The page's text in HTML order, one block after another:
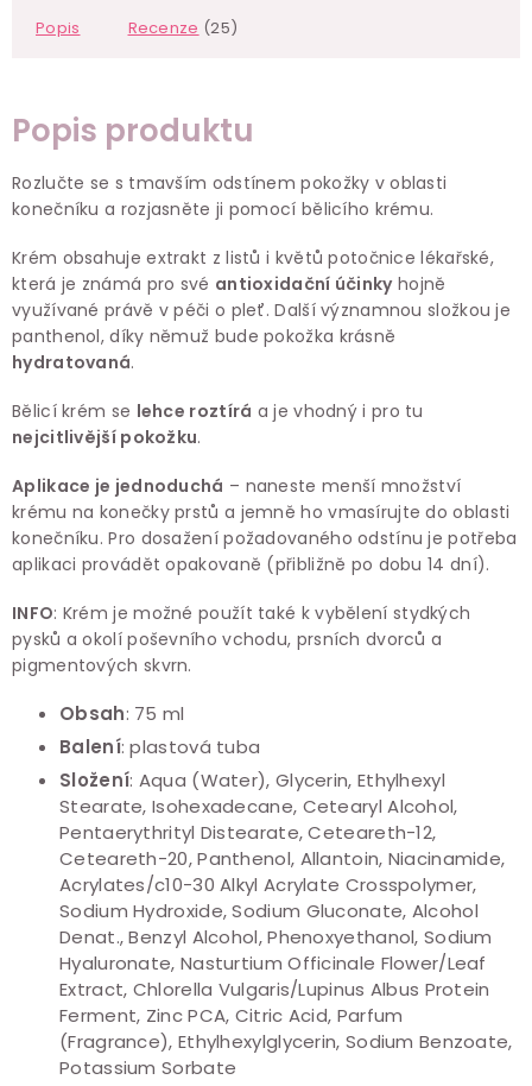
Popis Recenze (25)
Popis produktu
Rozlučte se s tmavším odstínem pokožky v oblasti
konečníku a rozjasněte ji pomocí bělicího krému.
Krém obsahuje extrakt z listů i květů potočnice lékařské,
která je známá pro své antioxidační účinkyhojně
využívané právě v péči o pleť. Další významnou složkou je
panthenol, díky němuž bude pokožka krásně
hydratovaná.
Bělicí krém se lehce roztírá a je vhodný i pro tu
nejcitlivější pokožku.
Aplikace je jednoduchá – naneste menší množství
krému na konečky prstů a jemně ho vmasírujte do oblasti
konečníku. Pro dosažení požadovaného odstínu je potřeba
aplikaci provádět opakovaně (přibližně po dobu 14 dní).
INFO: Krém je možné použít také k vybělení stydkých
pysků a okolí poševního vchodu, prsních dvorců a
pigmentových skvrn.
Obsah: 75 ml
Balení: plastová tuba
Složení: Aqua (Water), Glycerin, Ethylhexyl
Stearate, Isohexadecane, Cetearyl Alcohol,
Pentaerythrityl Distearate, Ceteareth-12,
Ceteareth-20, Panthenol, Allantoin, Niacinamide,
Acrylates/c10-30 Alkyl Acrylate Crosspolymer,
Sodium Hydroxide, Sodium Gluconate, Alcohol
Denat., Benzyl Alcohol, Phenoxyethanol, Sodium
Hyaluronate, Nasturtium Officinale Flower/Leaf
Extract, Chlorella Vulgaris/Lupinus Albus Protein
Ferment, Zinc PCA, Citric Acid, Parfum
(Fragrance), Ethylhexylglycerin, Sodium Benzoate,
Potassium Sorbate